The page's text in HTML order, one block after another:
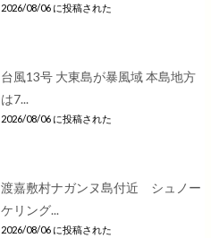
2026/08/06 に投稿された
台風13号 大東島が暴風域 本島地方
は7...
2026/08/06 に投稿された
渡嘉敷村ナガンヌ島付近 シュノー
ケリング...
2026/08/06 に投稿された